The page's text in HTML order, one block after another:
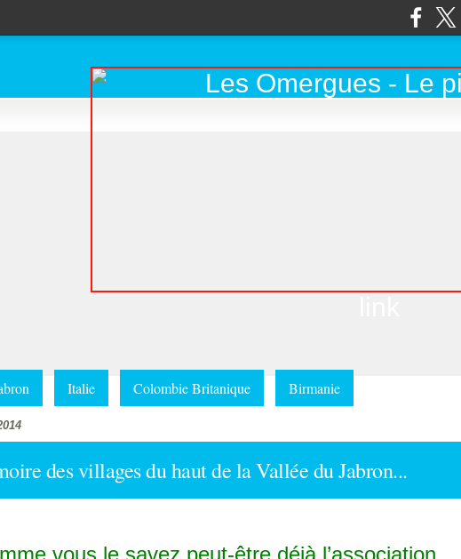
Italie Colombie Britanique Birmanie
des villages du haut de la Vallée du Jabron...
vous le savez peut-être déjà l’association